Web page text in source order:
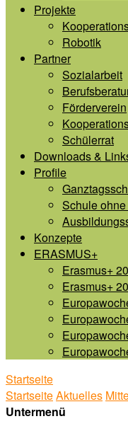
Projekte
Robotik
Partner
Sozialarbeit
Förderverein
Schülerrat
Downloads &
Profile
Schule
Konzepte
ERASMUS+
Erasmus+
Erasmus+
Startseite
StartseiteAktuelles
Untermenü